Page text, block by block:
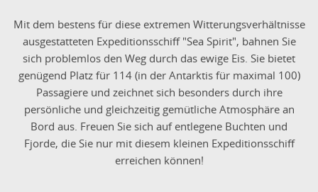
Mit dem bestens für diese extremen Witterungsverhältnisse
ausgestatteten Expeditionsschiff "Sea Spirit", bahnen Sie
sich problemlos den Weg durch das ewige Eis. Sie bietet
genügend Platz für 114 (in der Antarktis für maximal 100)
Passagiere und zeichnet sich besonders durch ihre
persönliche und gleichzeitig gemütliche Atmosphäre an
Bord aus. Freuen Sie sich auf entlegene Buchten und
Fjorde, die Sie nur mit diesem kleinen Expeditionsschiff
erreichen können!